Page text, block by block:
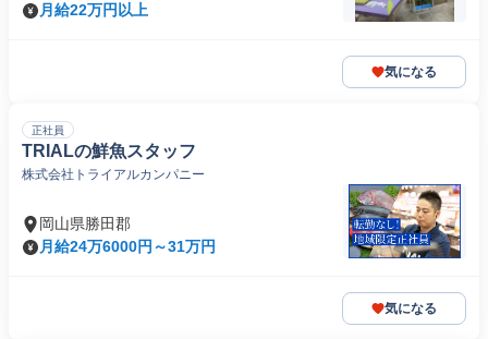
月給22万円以上
気になる
正社員
TRIALの鮮魚スタッフ
株式会社トライアルカンパニー
岡山県勝田郡
月給24万6000円～31万円
気になる